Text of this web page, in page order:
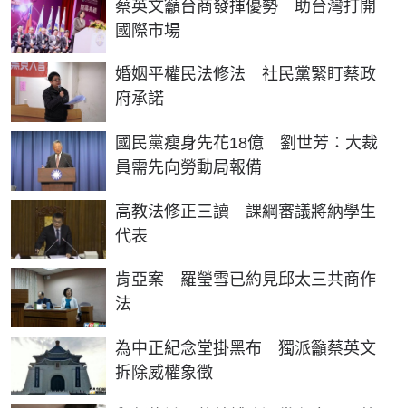
蔡英文籲台商發揮優勢 助台灣打開
國際市場
婚姻平權民法修法 社民黨緊盯蔡政
府承諾
國民黨瘦身先花18億 劉世芳：大裁
員需先向勞動局報備
高教法修正三讀 課綱審議將納學生
代表
肯亞案 羅瑩雪已約見邱太三共商作
法
為中正紀念堂掛黑布 獨派籲蔡英文
拆除威權象徵